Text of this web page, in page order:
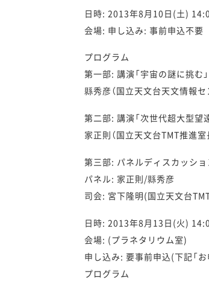
日時: 2013年8月10日(土)
会場: 申し込み: 事前申込不要
プログラム
第一部: 講演「宇宙の謎に挑む」
縣秀彦（国立天文台天文情報セ
第二部: 講演「次世代超大型望
家正則（国立天文台TMT推進室
第三部: パネルディスカッショ
パネル: 家正則/縣秀彦
司会: 宮下隆明(国立天文台
日時: 2013年8月13日(火)
会場: (プラネタリウム室)
申し込み: 要事前申込(下記「
プログラム